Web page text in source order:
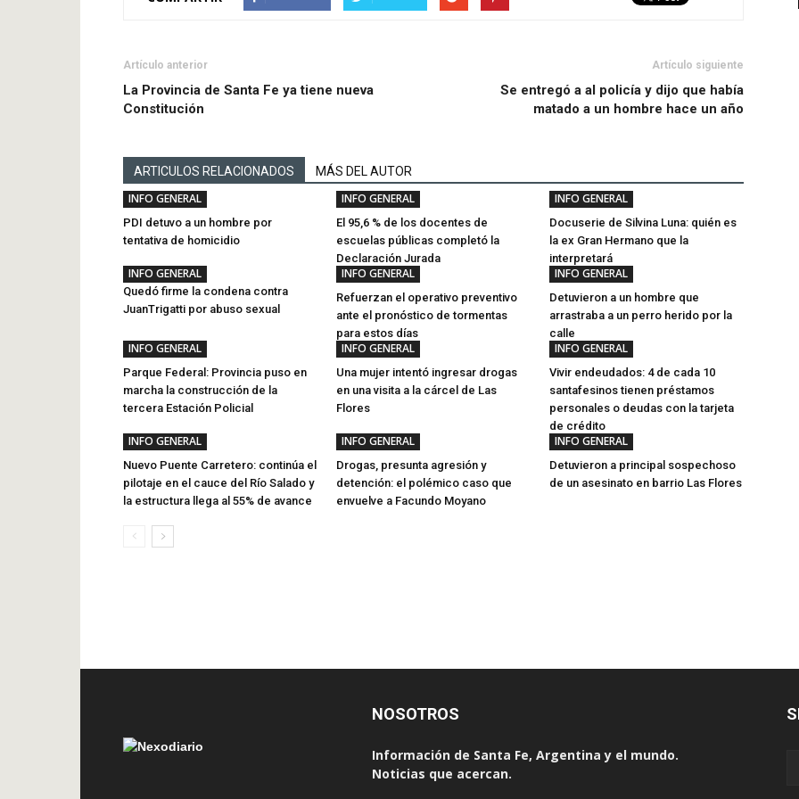
Artículo anterior
La Provincia de Santa Fe ya tiene nueva
Constitución
Artículo siguiente
Se entregó a al policía y dijo que había
matado a un hombre hace un año
ARTICULOS RELACIONADOS MÁS DEL AUTOR
INFO GENERAL
PDI detuvo a un hombre por
tentativa de homicidio
INFO GENERAL
El 95,6 % de los docentes de
escuelas públicas completó la
Declaración Jurada
INFO GENERAL
Docuserie de Silvina Luna: quién es
la ex Gran Hermano que la
interpretará
INFO GENERAL
Quedó firme la condena contra
JuanTrigatti por abuso sexual
INFO GENERAL
Refuerzan el operativo preventivo
ante el pronóstico de tormentas
para estos días
INFO GENERAL
Detuvieron a un hombre que
arrastraba a un perro herido por la
calle
INFO GENERAL
Parque Federal: Provincia puso en
marcha la construcción de la
tercera Estación Policial
INFO GENERAL
Una mujer intentó ingresar drogas
en una visita a la cárcel de Las
Flores
INFO GENERAL
Vivir endeudados: 4 de cada 10
santafesinos tienen préstamos
personales o deudas con la tarjeta
de crédito
INFO GENERAL
Nuevo Puente Carretero: continúa el
pilotaje en el cauce del Río Salado y
la estructura llega al 55% de avance
INFO GENERAL
Drogas, presunta agresión y
detención: el polémico caso que
envuelve a Facundo Moyano
INFO GENERAL
Detuvieron a principal sospechoso
de un asesinato en barrio Las Flores
NOSOTROS
Información de Santa Fe, Argentina y el mundo.
Noticias que acercan.